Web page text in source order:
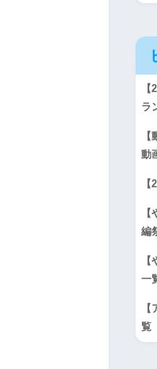
ラ
動
編
一
覧